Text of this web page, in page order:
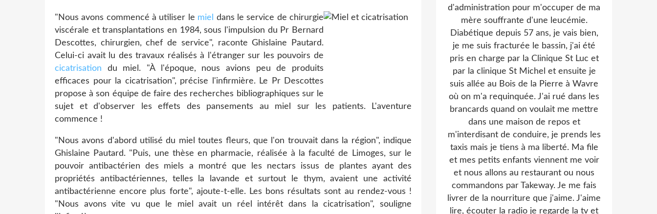
"Nous avons commencé à utiliser le miel
dans le service de chirurgie
viscérale et transplantations en 1984, sous l'impulsion du Pr Bernard
Descottes, chirurgien, chef de service", raconte Ghislaine Pautard.
Celui-ci avait lu des travaux réalisés à l'étranger sur les pouvoirs de
cicatrisation du miel. "À l'époque, nous avions peu de produits
efficaces pour la cicatrisation", précise l'infirmière. Le Pr Descottes
propose à son équipe de faire des recherches bibliographiques sur le
sujet et d'observer les effets des pansements au miel sur les patients. L'aventure
commence !
"Nous avons d'abord utilisé du miel toutes fleurs, que l'on trouvait dans la région", indique
Ghislaine Pautard. "Puis, une thèse en pharmacie, réalisée à la faculté de Limoges, sur le
pouvoir antibactérien des miels a montré que les nectars issus de plantes ayant des
propriétés antibactériennes, telles la lavande et surtout le thym, avaient une activité
antibactérienne encore plus forte", ajoute-t-elle. Les bons résultats sont au rendez-vous !
"Nous avons vite vu que le miel avait un réel intérêt dans la cicatrisation", souligne
d'administration pour m'occuper de ma
mère souffrante d'une leucémie.
Diabétique depuis 57 ans, je vais bien,
je me suis fracturée le bassin, j'ai été
pris en charge par la Clinique St Luc et
par la clinique St Michel et ensuite je
suis allée au Bois de la Pierre à Wavre
où on m'a requinquée. J'ai rué dans les
brancards quand on voulait me mettre
dans une maison de repos et
m'interdisant de conduire, je prends les
taxis mais je tiens à ma liberté. Ma file
et mes petits enfants viennent me voir
et nous allons au restaurant ou nous
commandons par Takeway. Je me fais
livrer de la nourriture que j'aime. J'aime
lire, écouter la radio je regarde la tv et